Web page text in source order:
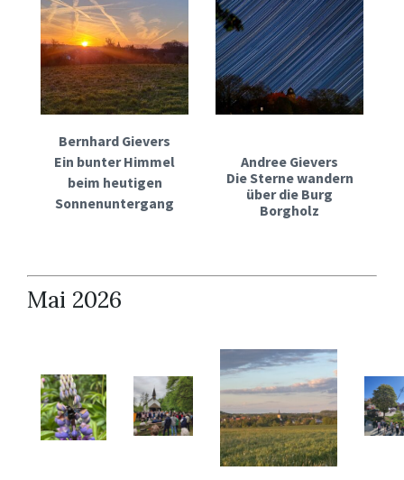
Bernhard Gievers
Ein bunter Himmel
beim heutigen
Sonnenuntergang
Andree Gievers
Die Sterne wandern
über die Burg
Borgholz
Mai 2026